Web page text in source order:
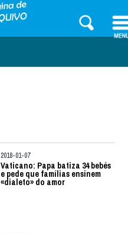
2018-01-07
Vaticano: Papa batiza 34 bebés
e pede que famílias ensinem
«dialeto» do amor